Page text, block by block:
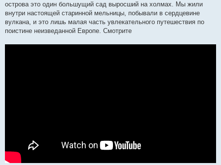
острова это один большущий сад выросший на холмах. Мы жили
внутри настоящей старинной мельницы, побывали в сердцевине
вулкана, и это лишь малая часть увлекательного путешествия по
поистине неизведанной Европе. Смотрите